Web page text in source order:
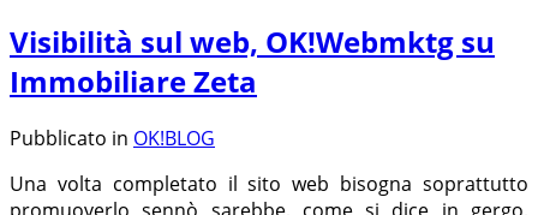
Visibilità sul web, OK!Webmktg su
Immobiliare Zeta
Pubblicato in OK!BLOG
Una volta completato il sito web bisogna soprattutto